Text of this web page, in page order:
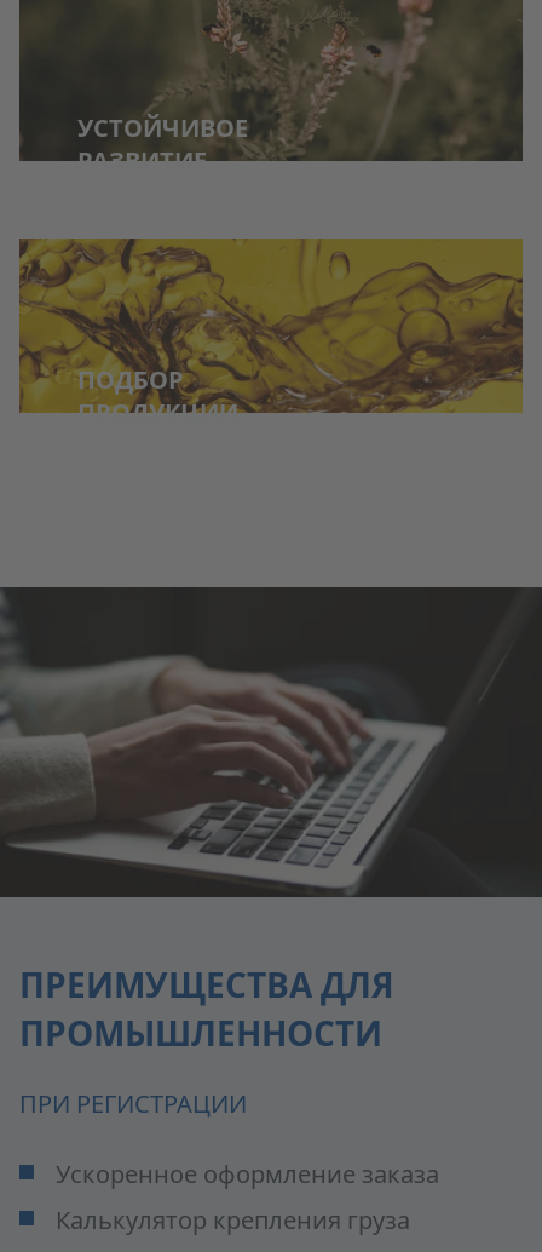
УСТОЙЧИВОЕ
РАЗВИТИЕ
ПОДБОР
ПРОДУКЦИИ
ПРЕИМУЩЕСТВА ДЛЯ
ПРОМЫШЛЕННОСТИ
ПРИ РЕГИСТРАЦИИ
Ускоренное оформление заказа
Калькулятор крепления груза